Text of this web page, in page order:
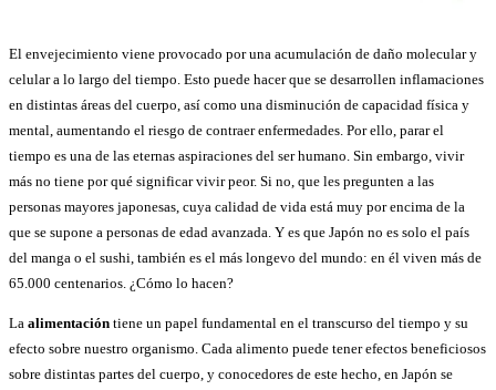
El envejecimiento viene provocado por una acumulación de daño molecular y
celular a lo largo del tiempo. Esto puede hacer que se desarrollen inflamaciones
en distintas áreas del cuerpo, así como una disminución de capacidad física y
mental, aumentando el riesgo de contraer enfermedades. Por ello, parar el
tiempo es una de las eternas aspiraciones del ser humano. Sin embargo, vivir
más no tiene por qué significar vivir peor. Si no, que les pregunten a las
personas mayores japonesas, cuya calidad de vida está muy por encima de la
que se supone a personas de edad avanzada. Y es que Japón no es solo el país
del manga o el sushi, también es el más longevo del mundo: en él viven más de
65.000 centenarios. ¿Cómo lo hacen?
La alimentación tiene un papel fundamental en el transcurso del tiempo y su
efecto sobre nuestro organismo. Cada alimento puede tener efectos beneficiosos
sobre distintas partes del cuerpo, y conocedores de este hecho, en Japón se